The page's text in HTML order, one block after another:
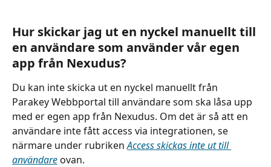
Hur skickar jag ut en nyckel manuellt till
en användare som använder vår egen
app från Nexudus?
Du kan inte skicka ut en nyckel manuellt från
Parakey Webbportal till användare som ska låsa upp
med er egen app från Nexudus. Om det är så att en
användare inte fått access via integrationen, se
närmare under rubriken Access skickas inte ut till
användare ovan.